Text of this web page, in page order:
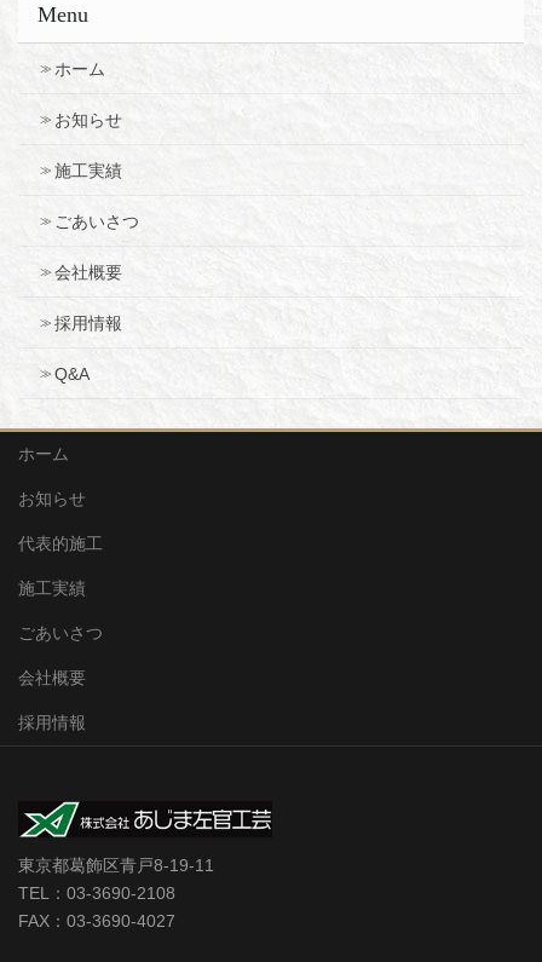
Menu
ホーム
お知らせ
施工実績
ごあいさつ
会社概要
採用情報
Q&A
ホーム
お知らせ
代表的施工
施工実績
ごあいさつ
会社概要
採用情報
東京都葛飾区青戸8-19-11
TEL：03-3690-2108
FAX：03-3690-4027